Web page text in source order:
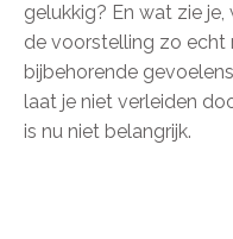
gelukkig? En wat zie
de voorstelling zo echt
bijbehorende
laat je niet verleiden
is nu niet belangrijk.